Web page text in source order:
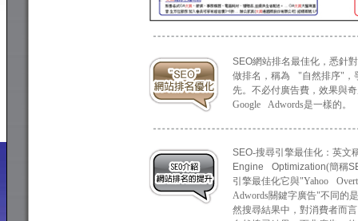
SEO網站排名最佳化，悉針
做排名，稱為 "自然排序"，
先。不必付廣告費，效果與
Google Adwords是一樣的。
SEO-搜尋引擎最佳化：英文
Engine Optimization(簡稱
引擎最佳化它與"Yahoo
Adwords關鍵字廣告"不同的
然搜尋結果中，對消費者而